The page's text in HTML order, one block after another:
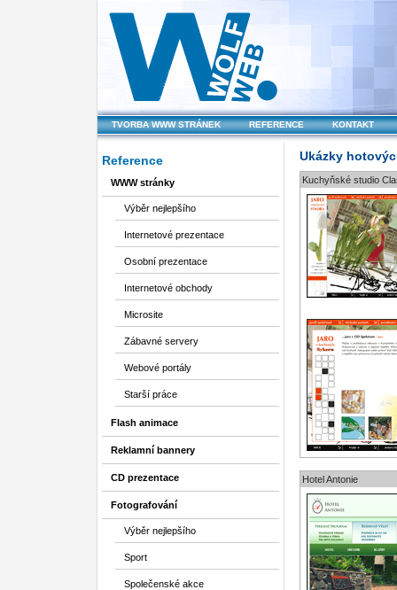
TVORBA WWW STRÁNEK REFERENCE KONTAKT
Ukázky
Kuchyňské studio
Hotel Antonie
Reference
WWW stránky
Výběr nejlepšího
Internetové prezentace
Osobní prezentace
Internetové obchody
Microsite
Zábavné servery
Webové portály
Starší práce
Flash animace
Reklamní bannery
CD prezentace
Fotografování
Výběr nejlepšího
Sport
Společenské akce